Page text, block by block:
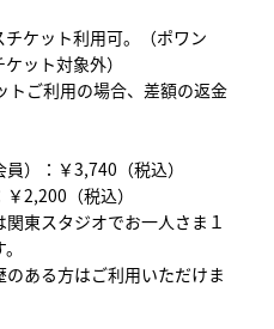
ケット利用可。（ポワン
ット対象外）
ご利用の場合、差額の返金
）：￥3,740（税込）
2,200（税込）
東スタジオでお一人さま１
ある方はご利用いただけま